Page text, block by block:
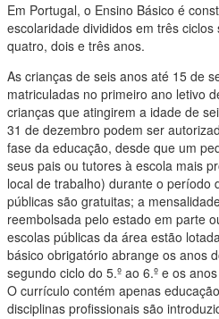
Em Portugal, o Ensino Básico é
escolaridade divididos em três
quatro, dois e três anos.
As crianças de seis anos até 15 de
matriculadas no primeiro ano letivo
crianças que atingirem a idade de
31 de dezembro podem ser
fase da educação, desde que um
seus pais ou tutores à escola mais
local de trabalho) durante o período
públicas são gratuitas; a
reembolsada pelo estado em parte
escolas públicas da área estão
básico obrigatório abrange os anos
segundo ciclo do 5.º ao 6.º e os
O currículo contém apenas
disciplinas profissionais são